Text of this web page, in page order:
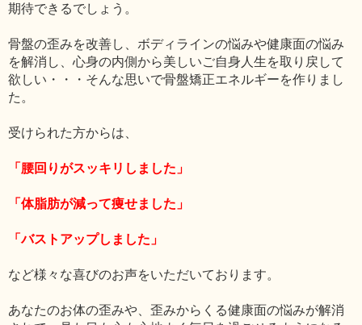
期待できるでしょう。
骨盤の歪みを改善し、ボディラインの悩みや健康面の悩み
を解消し、心身の内側から美しいご自身人生を取り戻して
欲しい・・・そんな思いで骨盤矯正エネルギーを作りまし
た。
受けられた方からは、
「腰回りがスッキリしました」
「体脂肪が減って痩せました」
「バストアップしました」
など様々な喜びのお声をいただいております。
あなたのお体の歪みや、歪みからくる健康面の悩みが解消